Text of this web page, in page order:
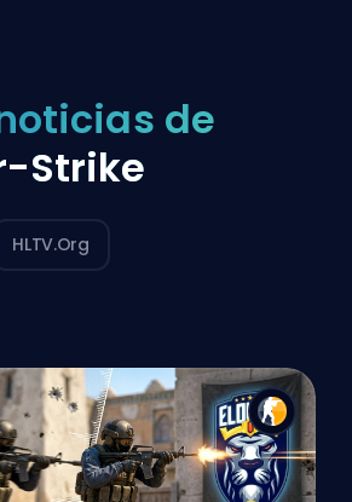
de
Strike
HLTV.org